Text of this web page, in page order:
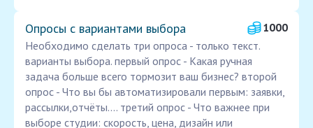
Опросы с вариантами выбора
1000
Необходимо сделать три опроса - только текст.
варианты выбора. первый опрос - Какая ручная
задача больше всего тормозит ваш бизнес? второй
опрос - Что вы бы автоматизировали первым: заявки,
рассылки,отчёты.... третий опрос - Что важнее при
выборе студии: скорость, цена, дизайн или